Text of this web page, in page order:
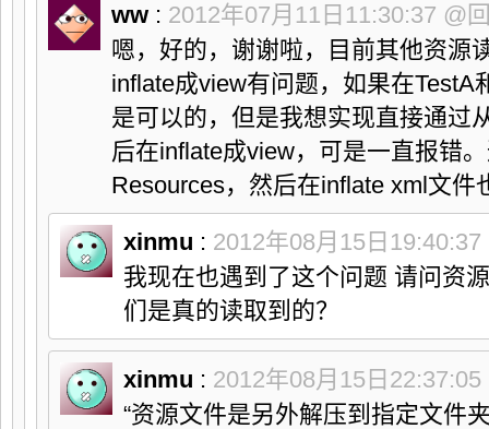
ww : 2012年07月11日11:30:37 @
嗯，好的，谢谢啦，目前其他资源
inflate成view有问题，如果在TestA
是可以的，但是我想实现直接通过
后在inflate成view，可是一直报错
Resources，然后在inflate xml文件
xinmu : 2012年08月15日19:40:37
我现在也遇到了这个问题 请问资
们是真的读取到的？
xinmu : 2012年08月15日22:37:05
“资源文件是另外解压到指定文件